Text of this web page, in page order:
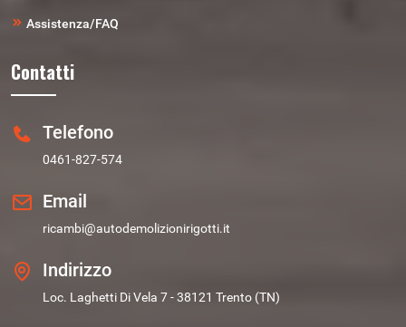
Assistenza/FAQ
Contatti
Telefono
0461-827-574
Email
ricambi@autodemolizionirigotti.it
Indirizzo
Loc. Laghetti Di Vela 7 - 38121 Trento (TN)